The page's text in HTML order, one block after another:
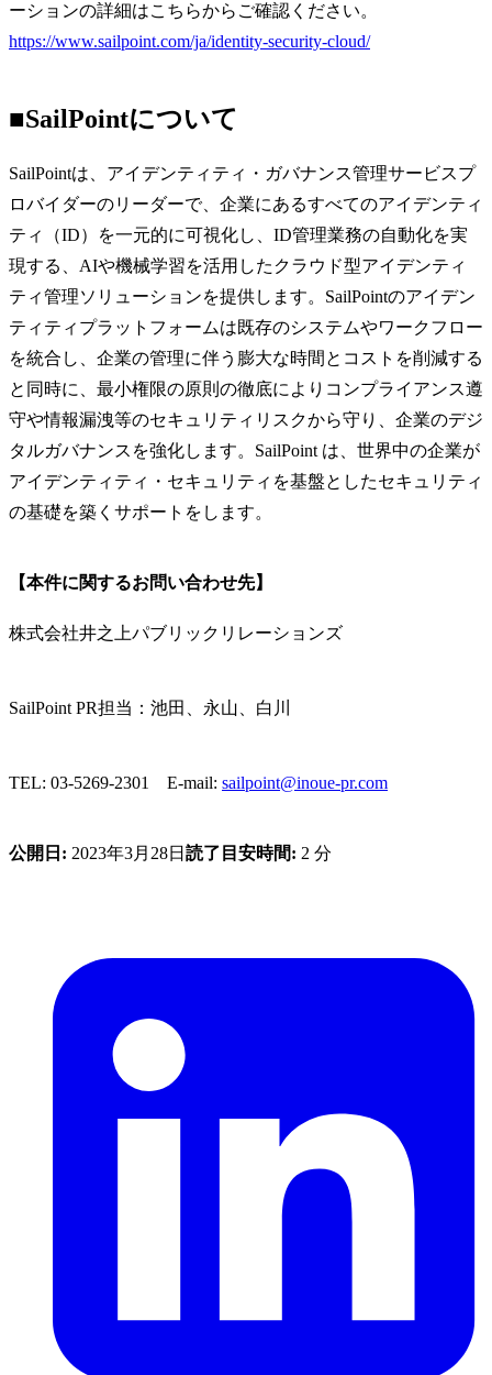
ーションの詳細はこちらからご確認ください。
https://www.sailpoint.com/ja/identity-security-cloud/
■SailPointについて
SailPointは、アイデンティティ・ガバナンス管理サービスプ
ロバイダーのリーダーで、企業にあるすべてのアイデンティ
ティ（ID）を一元的に可視化し、ID管理業務の自動化を実
現する、AIや機械学習を活用したクラウド型アイデンティ
ティ管理ソリューションを提供します。SailPointのアイデン
ティティプラットフォームは既存のシステムやワークフロー
を統合し、企業の管理に伴う膨大な時間とコストを削減する
と同時に、最小権限の原則の徹底によりコンプライアンス遵
守や情報漏洩等のセキュリティリスクから守り、企業のデジ
タルガバナンスを強化します。SailPoint は、世界中の企業が
アイデンティティ・セキュリティを基盤としたセキュリティ
の基礎を築くサポートをします。
【本件に関するお問い合わせ先】
株式会社井之上パブリックリレーションズ
SailPoint PR担当：池田、永山、白川
TEL: 03-5269-2301 E-mail: sailpoint@inoue-pr.com
公開日: 2023年3月28日 読了目安時間: 2 分